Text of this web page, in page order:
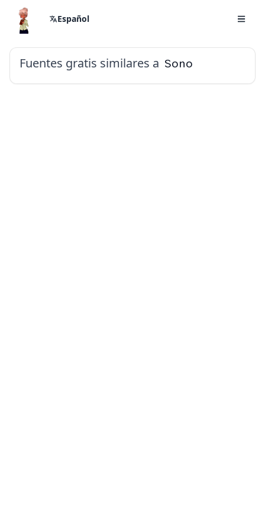
Español
Fuentes gratis similares a Sono